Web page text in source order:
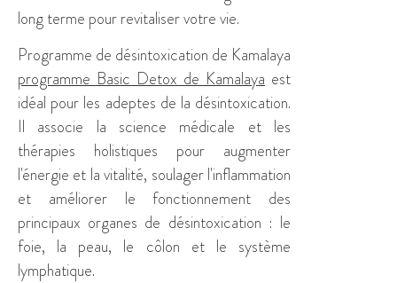
long terme pour revitaliser votre vie.
Programme de désintoxication de Kamalaya
programme Basic Detox de Kamalaya est
idéal pour les adeptes de la désintoxication.
Il associe la science médicale et les
thérapies holistiques pour augmenter
l'énergie et la vitalité, soulager l'inflammation
et améliorer le fonctionnement des
principaux organes de désintoxication : le
foie, la peau, le côlon et le système
lymphatique.